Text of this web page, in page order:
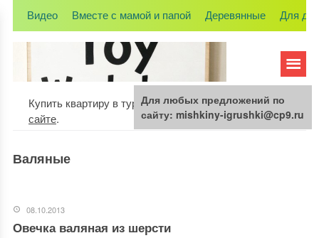
Видео Вместе с мамой и папой Деревянные Для
Купить квартиру в турции какие правила подробности на
сайте.
Валяные
08.10.2013
Овечка валяная из шерсти
Для любых предложений по
сайту: mishkiny-igrushki@cp9.ru